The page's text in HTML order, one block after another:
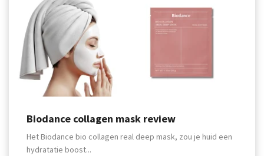
Biodance collagen mask review
Het Biodance bio collagen real deep mask, zou je huid een
hydratatie boost...